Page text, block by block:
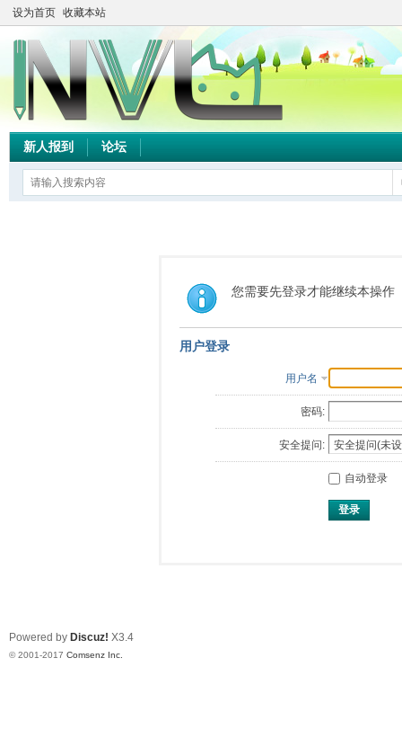
设为首页 收藏本站
新人报到 论坛
您需要先登录才能继续本操作
用户登录
用户名
密码:
安全提问:
自动登录
登录
Powered by Discuz! X3.4
© 2001-2017 Comsenz Inc.